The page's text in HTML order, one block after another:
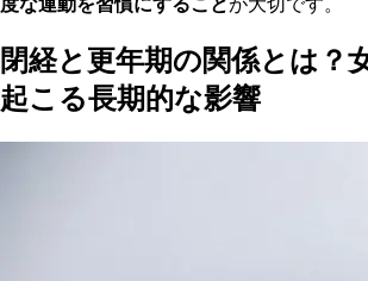
閉経と更年期の関係とは？
起こる長期的な影響